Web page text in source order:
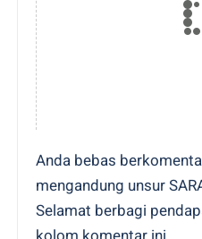
Anda bebas
mengandung unsur
Selamat berbagi
kolom komentar ini.